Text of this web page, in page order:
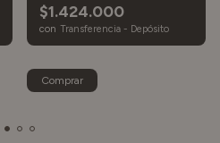
$1.424.000
con Transferencia - Depósito
Comprar